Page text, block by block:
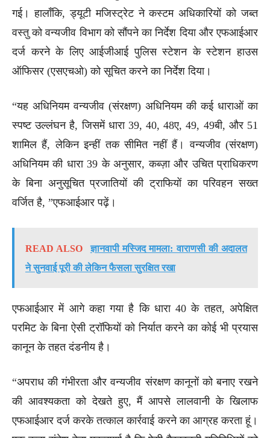
गई। हालाँकि, ड्यूटी मजिस्ट्रेट ने कस्टम अधिकारियों को जब्त
वस्तु को वन्यजीव विभाग को सौंपने का निर्देश दिया और एफआईआर
दर्ज करने के लिए आईजीआई पुलिस स्टेशन के स्टेशन हाउस
ऑफिसर (एसएचओ) को सूचित करने का निर्देश दिया।
“यह अधिनियम वन्यजीव (संरक्षण) अधिनियम की कई धाराओं का
स्पष्ट उल्लंघन है, जिसमें धारा 39, 40, 48ए, 49, 49बी, और 51
शामिल हैं, लेकिन इन्हीं तक सीमित नहीं हैं। वन्यजीव (संरक्षण)
अधिनियम की धारा 39 के अनुसार, कब्ज़ा और उचित प्राधिकरण
के बिना अनुसूचित प्रजातियों की ट्राफियों का परिवहन सख्त
वर्जित है, ”एफआईआर पढ़ें।
READ ALSO
ज्ञानवापी मस्जिद मामला: वाराणसी की अदालत
ने सुनवाई पूरी की लेकिन फैसला सुरक्षित रखा
एफआईआर में आगे कहा गया है कि धारा 40 के तहत, अपेक्षित
परमिट के बिना ऐसी ट्रॉफियों को निर्यात करने का कोई भी प्रयास
कानून के तहत दंडनीय है।
“अपराध की गंभीरता और वन्यजीव संरक्षण कानूनों को बनाए रखने
की आवश्यकता को देखते हुए, मैं आपसे लालवानी के खिलाफ
एफआईआर दर्ज करके तत्काल कार्रवाई करने का आग्रह करता हूं।